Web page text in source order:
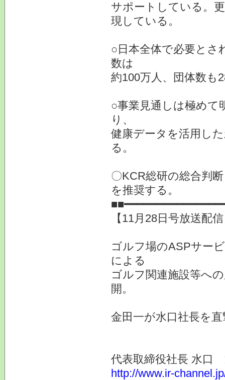
サポートしている。
現している。
○日本全体で必要とさ
数は
約100万人、団体数も
○事業見通しは極めて
り、
健康データを活用し
る。
〇KCR総研の総合判
を推奨する。
【11月28日号放送
ゴルフ場のASPサー
による
ゴルフ関連施設等へ
開。
金田一が水口社長を
代表取締役社長 水口
http://www.ir-